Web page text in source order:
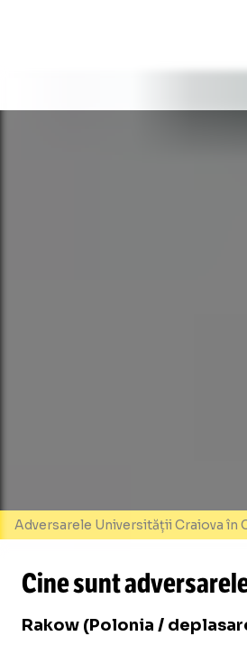
Adversarele Universității Craiova în
Cine sunt
Rakow (Polonia /